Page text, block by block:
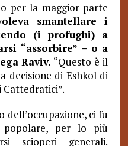
per la maggior parte
smantellare i
(i profughi) a
“assorbire” – o a
Raviv. “Questo è il
decisione di Eshkol di
Cattedratici”.
dell’occupazione, ci fu
popolare, per lo più
scioperi generali.